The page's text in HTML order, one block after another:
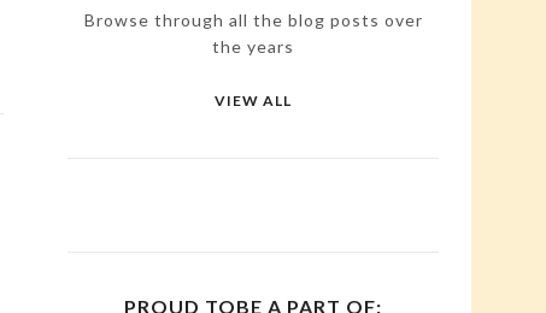
Browse through all the blog posts over
the years
VIEW ALL
PROUD TOBE A PART OF: